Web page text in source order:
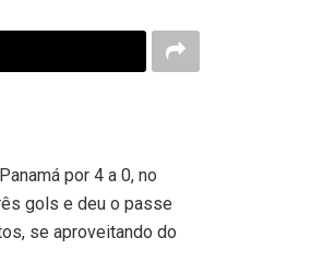
por 4 a 0, no
gols e deu o passe
se aproveitando do